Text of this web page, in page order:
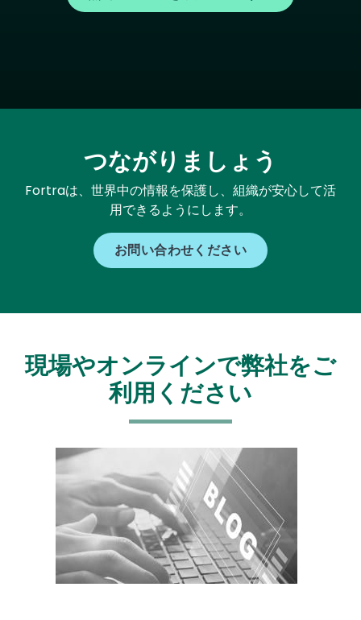
つながりましょう
Fortraは、世界中の情報を保護し、組織が安心して活
用できるようにします。
お問い合わせください
現場やオンラインで弊社をご
利用ください